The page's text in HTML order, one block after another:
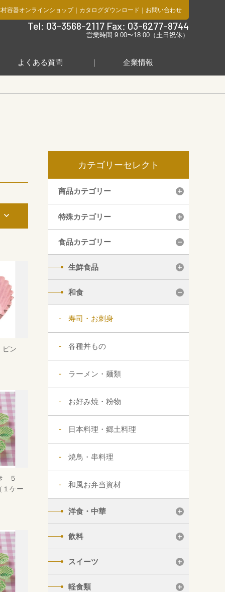
容器オンラインショップ｜ カタログダウンロード ｜ お問い合わせ
Tel: 03-3568-2117 Fax: 03-6277-8744
営業時間 9:00〜18:00（土日祝休）
よくある質問 企業情報
ン
５
ケー
カテゴリーセレクト
商品カテゴリー
特殊カテゴリー
食品カテゴリー
生鮮食品
和食
寿司・お刺身
各種丼もの
ラーメン・麺類
お好み焼・粉物
日本料理・郷土料理
焼鳥・串料理
和風お弁当資材
洋食・中華
飲料
スイーツ
軽食類